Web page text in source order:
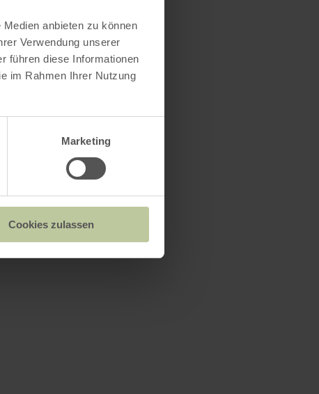
anbieten zu können
Verwendung unserer
führen diese Informationen
im Rahmen Ihrer Nutzung
Marketing
Cookies zulassen